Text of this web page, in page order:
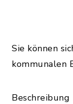
Sie können
kommunalen
Beschreibung